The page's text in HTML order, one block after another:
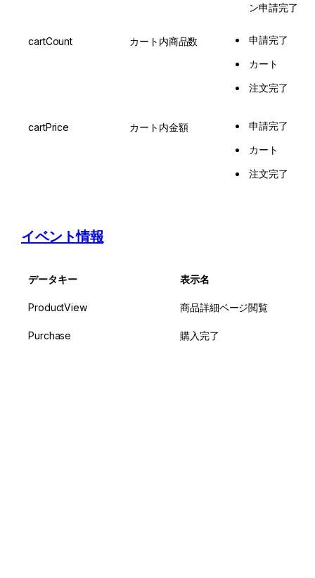
ン申請完了
cartCount カート内商品数
申請完了
カート
注文完了
cartPrice カート内金額
申請完了
カート
注文完了
イベント情報
データキー 表示名
ProductView 商品詳細ページ閲覧
Purchase 購入完了